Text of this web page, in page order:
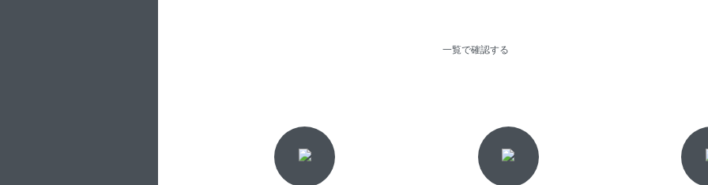
一覧で確認する